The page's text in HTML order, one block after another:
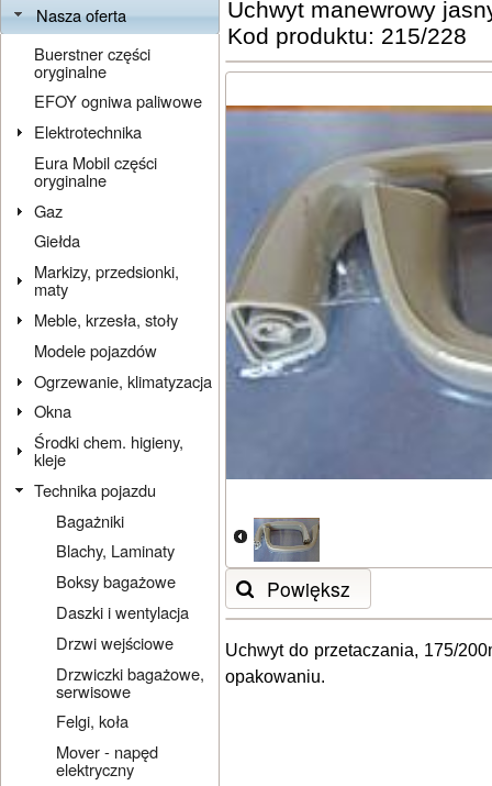
Nasza oferta
Buerstner części
oryginalne
EFOY ogniwa paliwowe
Elektrotechnika
Eura Mobil części
oryginalne
Gaz
Giełda
Markizy, przedsionki,
maty
Meble, krzesła, stoły
Modele pojazdów
Ogrzewanie, klimatyzacja
Okna
Środki chem. higieny,
kleje
Technika pojazdu
Bagażniki
Blachy, Laminaty
Boksy bagażowe
Daszki i wentylacja
Drzwi wejściowe
Drzwiczki bagażowe,
serwisowe
Felgi, koła
Mover - napęd
elektryczny
Uchwyt manewrowy
Kod produktu: 215/228
Powiększ
Uchwyt do przetaczania, 175/
opakowaniu.